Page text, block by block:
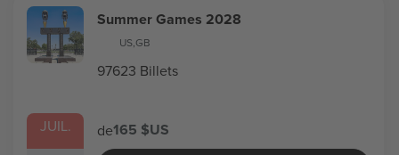
JUIL.
Summer Games 2028
US,GB
97623 Billets
de165 $US